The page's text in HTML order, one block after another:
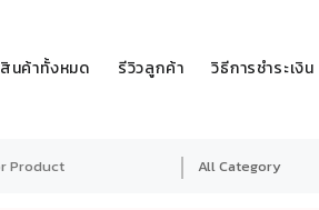
สินค้าทั้งหมด รีวิวลูกค้า วิธีการชำระเงิน